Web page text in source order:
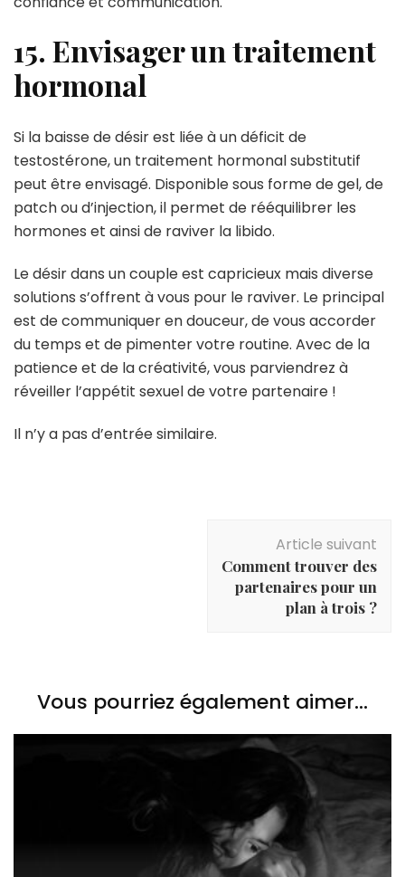
15. Envisager un traitement
hormonal
Si la baisse de désir est liée à un déficit de
testostérone, un traitement hormonal substitutif
peut être envisagé. Disponible sous forme de gel, de
patch ou d’injection, il permet de rééquilibrer les
hormones et ainsi de raviver la libido.
Le désir dans un couple est capricieux mais diverse
solutions s’offrent à vous pour le raviver. Le principal
est de communiquer en douceur, de vous accorder
du temps et de pimenter votre routine. Avec de la
patience et de la créativité, vous parviendrez à
réveiller l’appétit sexuel de votre partenaire !
Il n’y a pas d’entrée similaire.
Article suivant
Comment trouver des
partenaires pour un
plan à trois ?
Vous pourriez également aimer...